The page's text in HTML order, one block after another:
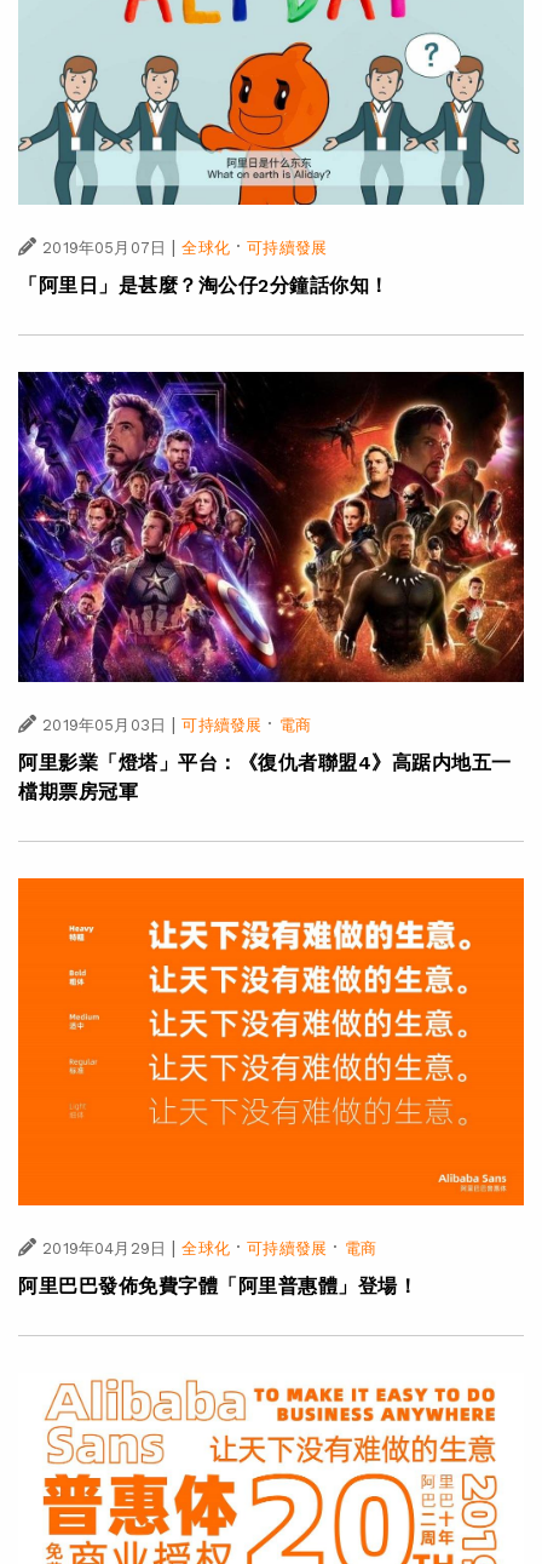
2019年05月07日 | 全球化·可持續發展
「阿里日」是甚麼？淘公仔2分鐘話你知！
2019年05月03日 | 可持續發展 · 電商
阿里影業「燈塔」平台：《復仇者聯盟4》高踞内地五一
檔期票房冠軍
2019年04月29日 | 全球化·可持續發展 · 電商
阿里巴巴發佈免費字體「阿里普惠體」登場！